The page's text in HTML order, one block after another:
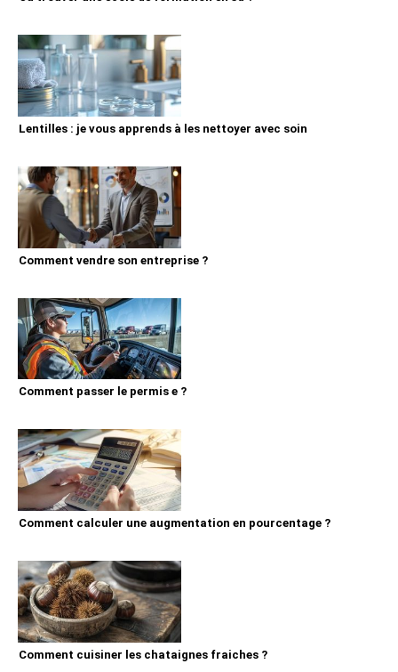
Lentilles : je vous apprends à les nettoyer avec soin
Comment vendre son entreprise ?
Comment passer le permis e ?
Comment calculer une augmentation en pourcentage ?
Comment cuisiner les chataignes fraiches ?